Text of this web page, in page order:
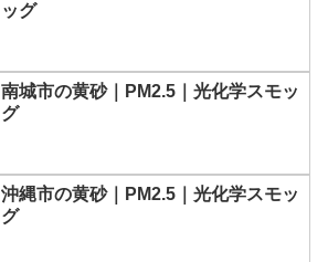
ッグ
南城市の黄砂｜PM2.5｜光化学スモッ
グ
沖縄市の黄砂｜PM2.5｜光化学スモッ
グ